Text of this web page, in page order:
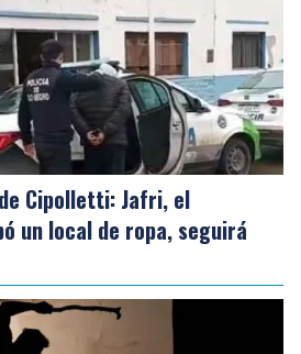
Cipolletti: Jafri, el
un local de ropa, seguirá